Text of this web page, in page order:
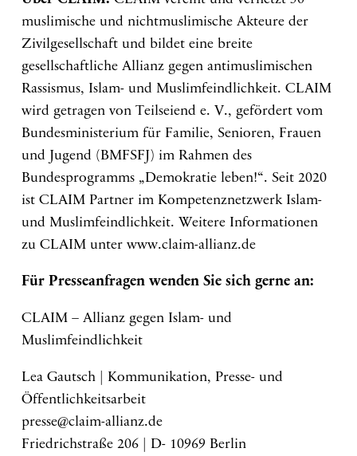
muslimische und nichtmuslimische Akteure der
Zivilgesellschaft und bildet eine breite
gesellschaftliche Allianz gegen antimuslimischen
Rassismus, Islam- und Muslimfeindlichkeit. CLAIM
wird getragen von Teilseiend e. V., gefördert vom
Bundesministerium für Familie, Senioren, Frauen
und Jugend (BMFSFJ) im Rahmen des
Bundesprogramms „Demokratie leben!“. Seit 2020
ist CLAIM Partner im Kompetenznetzwerk Islam-
und Muslimfeindlichkeit. Weitere Informationen
zu CLAIM unter www.claim-allianz.de
Für Presseanfragen wenden Sie sich gerne an:
CLAIM – Allianz gegen Islam- und
Muslimfeindlichkeit
Lea Gautsch | Kommunikation, Presse- und
Öffentlichkeitsarbeit
presse@claim-allianz.de
Friedrichstraße 206 | D- 10969 Berlin